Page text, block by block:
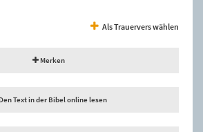
Als Trauervers wählen
Merken
Den Text in der Bibel online lesen